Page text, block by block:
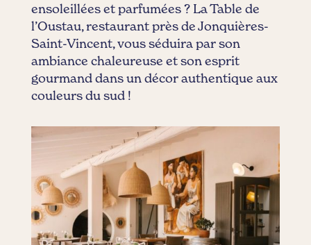
ensoleillées et parfumées ? La Table de
l’Oustau, restaurant près de Jonquières-
Saint-Vincent, vous séduira par son
ambiance chaleureuse et son esprit
gourmand dans un décor authentique aux
couleurs du sud !